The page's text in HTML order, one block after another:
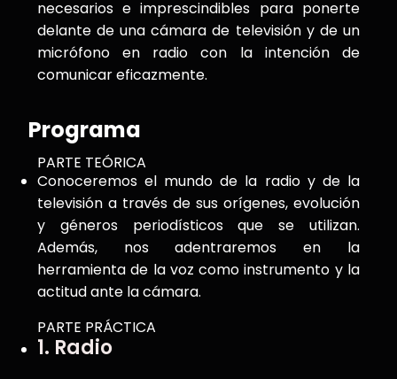
necesarios e imprescindibles para ponerte
delante de una cámara de televisión y de un
micrófono en radio con la intención de
comunicar eficazmente.
Programa
PARTE TEÓRICA
Conoceremos el mundo de la radio y de la
televisión a través de sus orígenes, evolución
y géneros periodísticos que se utilizan.
Además, nos adentraremos en la
herramienta de la voz como instrumento y la
actitud ante la cámara.
PARTE PRÁCTICA
1. Radio